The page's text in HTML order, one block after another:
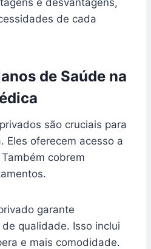
de cada
de Saúde na
são cruciais para
Eles oferecem acesso a
cobrem
garante
qualidade. Isso inclui
e mais comodidade.